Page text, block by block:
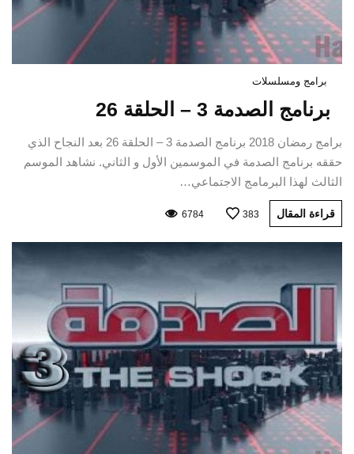
برامج ومسلسلات
برنامج الصدمة 3 – الحلقة 26
برامج رمضان 2018 برنامج الصدمة 3 – الحلقة 26 بعد النجاح الذي
حققه برنامج الصدمة في الموسمين الأول و الثاني. نشاهد الموسم
الثالث لهذا البرمامج الاجتماعي…
قراءة المقال 383
6784